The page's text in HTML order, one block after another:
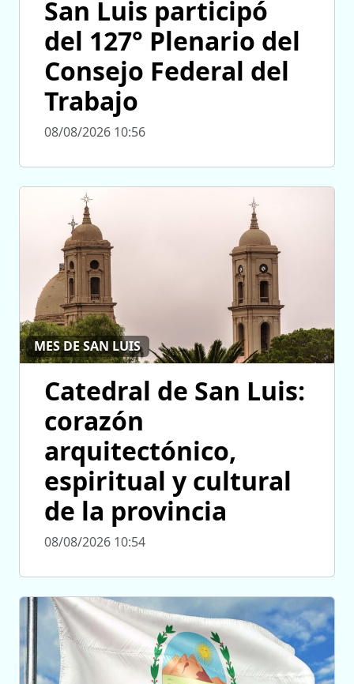
San Luis participó
del 127° Plenario del
Consejo Federal del
Trabajo
08/08/2026 10:56
MES DE SAN LUIS
Catedral de San Luis:
corazón
arquitectónico,
espiritual y cultural
de la provincia
08/08/2026 10:54